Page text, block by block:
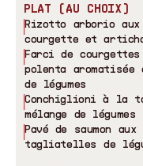
PLAT (AU CHOIX)
Rizotto arborio aux
courgette et
Farci de
polenta
de légumes
Conchiglioni à la
mélange de
Pavé de saumon
tagliatelles de